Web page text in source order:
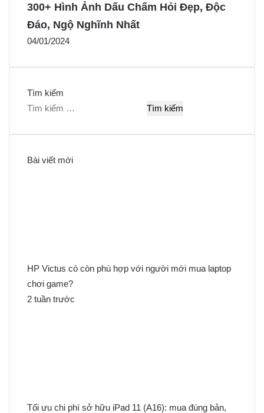
300+ Hình Ảnh Dấu Chấm Hỏi Đẹp, Độc
Đáo, Ngộ Nghĩnh Nhất
04/01/2024
Tìm kiếm
T
Bài viết mới
HP Victus có còn phù hợp với người mới mua laptop
chơi game?
2 tuần trước
Tối ưu chi phí sở hữu iPad 11 (A16): mua đúng bản,